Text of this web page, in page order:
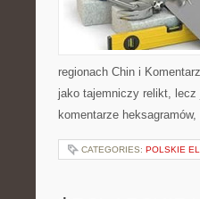
regionach Chin i
jako tajemniczy relikt, lecz
komentarze
CATEGORIES: POLSKIE